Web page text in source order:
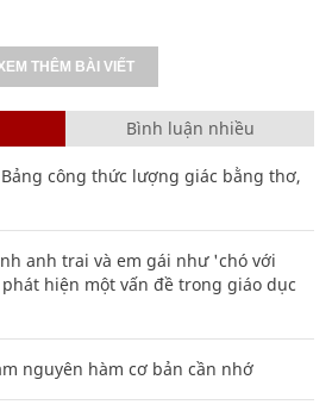
THÊM BÀI VIẾT
Bình luận nhiều
công thức lượng giác bằng thơ,
anh trai và em gái như 'chó với
hiện một vấn đề trong giáo dục
nguyên hàm cơ bản cần nhớ